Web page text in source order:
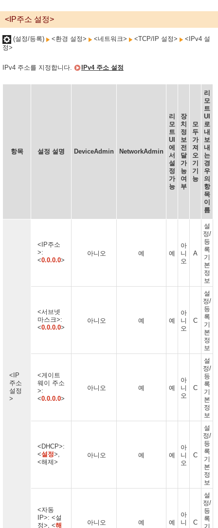
<IP주소 설정>
(설정/등록) <환경 설정> <네트워크> <TCP/IP 설정>
<IPv4 설
정>
IPv4 주소를 지정합니다. IPv4 주소 설정
항목 설정 설명 DeviceAdmin NetworkAdmin
리
모
트
UI
에
서
설
정
가
능
장
치
정
보
전
달
가
능
여
부
모
두
가
져
오
기
기
능
리
모
트
UI
로
내
보
내
는
경
우
의
항
목
이
름
<IP
주소
설정
>
<IP주소
>:
<0.0.0.0>
아니오 예 예
아
니
오
A
설
정/
등
록
기
본
정
보
<서브넷
마스크>:
<0.0.0.0>
아니오 예 예
아
니
오
C
설
정/
등
록
기
본
정
보
<게이트
웨이 주소
>:
<0.0.0.0>
아니오 예 예
아
니
오
C
설
정/
등
록
기
본
정
보
<DHCP>:
<설정>,
<해제>
아니오 예 예
아
니
오
C
설
정/
등
록
기
본
정
보
<자동
IP>: <설
정>, <해 아니오 예 예
아
니
C
설
정/
등
록
기